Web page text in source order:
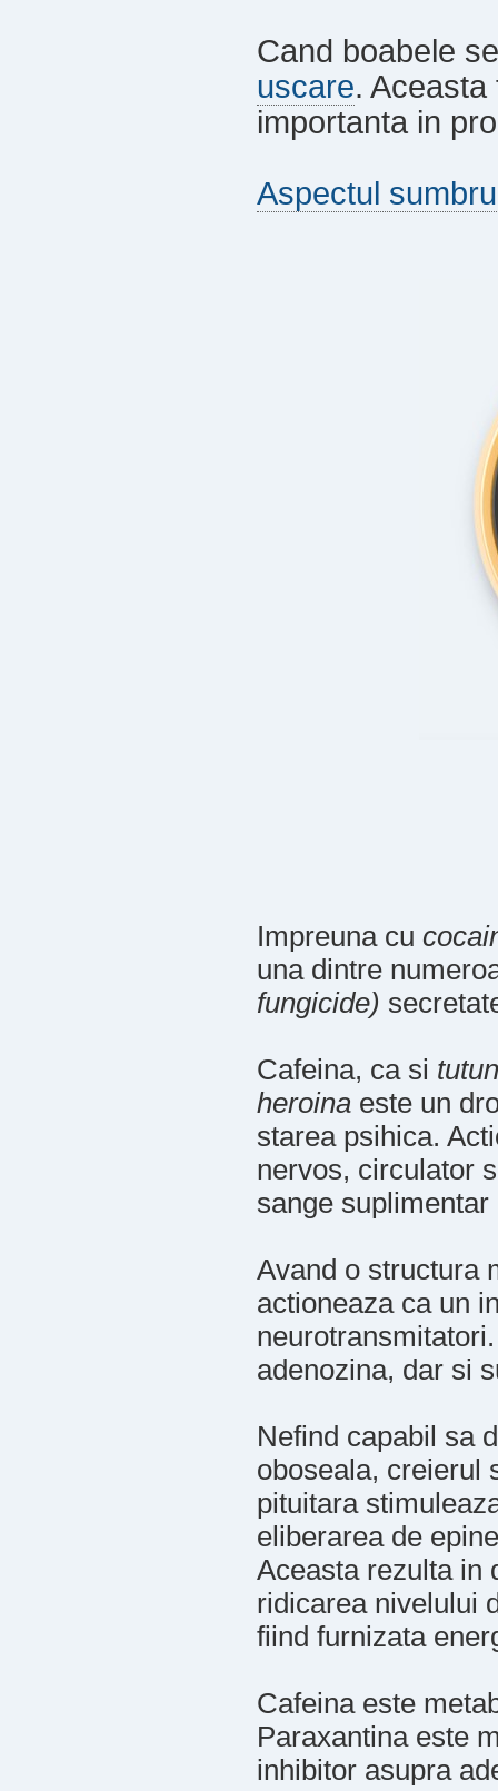
Cand boabele
uscare.
importanta in
Aspectul
Impreuna cu
una dintre
fungicide)
Cafeina, ca si
heroinaeste un
starea psihica.
nervos, circulator
sange
Avand o structura
actioneaza ca un
adenozina, dar si
Nefind capabil sa
oboseala, creierul
pituitara
eliberarea de
Aceasta rezulta in
ridicarea nivelului
fiind furnizata
Cafeina este
Paraxantina este
inhibitor asupra